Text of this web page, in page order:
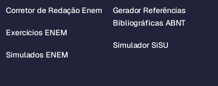
Corretor de Redação Enem
Exercícios ENEM
Simulados ENEM
Gerador Referências
Bibliográficas ABNT
Simulador SiSU